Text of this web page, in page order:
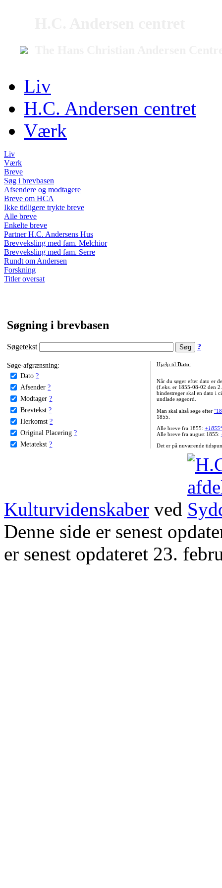
Liv
H.C. Andersen centret
Værk
Liv
Værk
Breve
Søg i brevbasen
Afsendere og modtagere
Breve om HCA
Ikke tidligere trykte breve
Alle breve
Enkelte breve
Partner H.C. Andersens Hus
Brevveksling med fam. Melchior
Brevveksling med fam. Serre
Rundt om Andersen
Forskning
Titler oversat
Søgning i brevbasen
Søgetekst ?
Søge-afgrænsning:
Dato ?
Afsender ?
Modtager ?
Brevtekst ?
Herkomst ?
Original Placering ?
Metatekst ?
Hjælp til Dato:
Når du søger efter dato er
(f.eks. er 1855-08-02 den
bindestreger skal en dato i
undlade søgeord.
Man skal altså søge efter
1855.
Alle breve fra 1855:
Alle breve fra august 1855:
Det er på nuværende
Kulturvidenskaber ved
Denne side er senest
er senest opdateret 23.